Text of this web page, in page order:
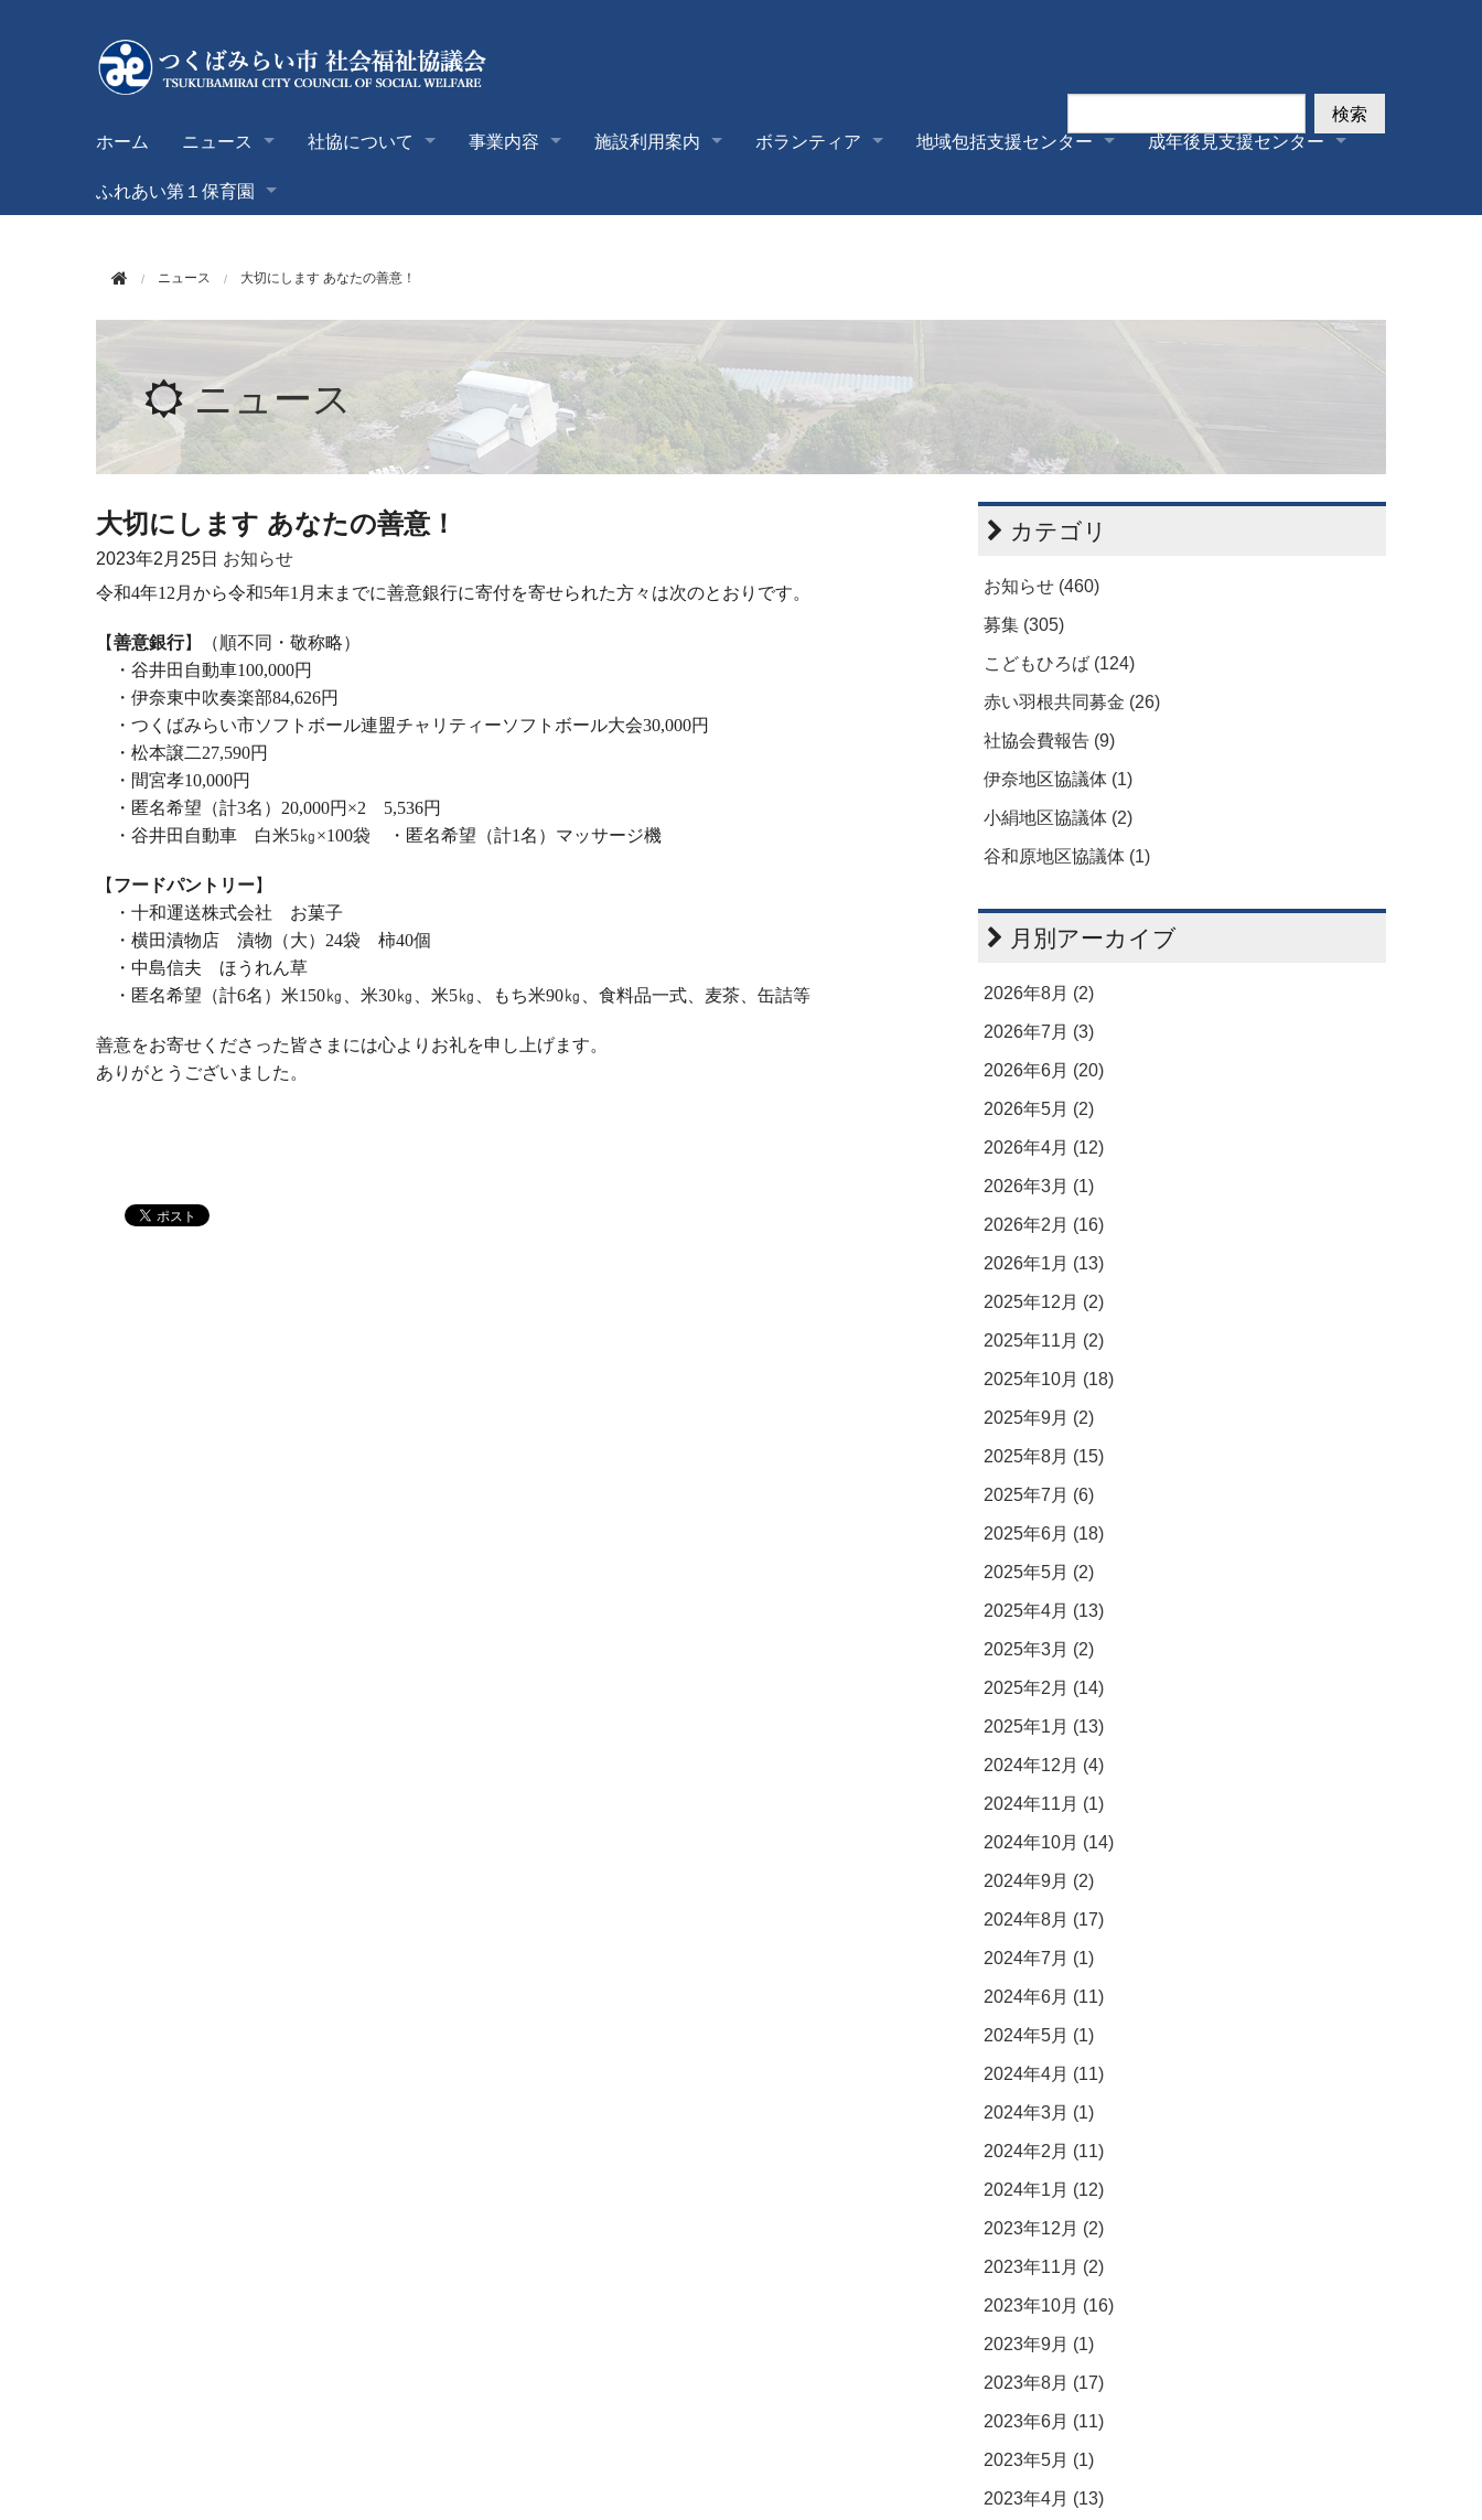
ホーム ニュース 社協について 事業内容 施設利用案内 ボランティア 地域包括支援センター
成年後見支援センター
ふれあい第１保育園
検索
ニュース 大切にします あなたの善意！
ニュース
大切にします あなたの善意！
2023年2月25日 お知らせ
令和4年12 月から令和5年1 月末までに善意銀行に寄付を寄せられた方々は次のとおりです。
【善意銀行】（順不同・敬称略）
・谷井田自動車100,000円
・伊奈東中吹奏楽部84,626円
・つくばみらい市ソフトボール連盟チャリティーソフトボール大会30,000円
・松本譲二27,590円
・間宮孝10,000円
・匿名希望（計3名） 20,000円×2 5,536円
・谷井田自動車 白米5㎏×100袋 ・匿名希望（計1名）マッサージ機
【 フードパントリー】
・十和運送株式会社 お菓子
・横田漬物店 漬物（大） 24袋 柿40個
・中島信夫 ほうれん草
・匿名希望（計6名）米150㎏、米30㎏、米5㎏、もち米90㎏、食料品一式、麦茶、缶詰等
善意をお寄せくださった皆さまには心よりお礼を申し上げます。
ありがとうございました。
カテゴリ
お知らせ (460)
募集 (305)
こどもひろば (124)
赤い羽根共同募金 (26)
社協会費報告 (9)
伊奈地区協議体 (1)
小絹地区協議体 (2)
谷和原地区協議体 (1)
月別アーカイブ
2026年8月 (2)
2026年7月 (3)
2026年6月 (20)
2026年5月 (2)
2026年4月 (12)
2026年3月 (1)
2026年2月 (16)
2026年1月 (13)
2025年12月 (2)
2025年11月 (2)
2025年10月 (18)
2025年9月 (2)
2025年8月 (15)
2025年7月 (6)
2025年6月 (18)
2025年5月 (2)
2025年4月 (13)
2025年3月 (2)
2025年2月 (14)
2025年1月 (13)
2024年12月 (4)
2024年11月 (1)
2024年10月 (14)
2024年9月 (2)
2024年8月 (17)
2024年7月 (1)
2024年6月 (11)
2024年5月 (1)
2024年4月 (11)
2024年3月 (1)
2024年2月 (11)
2024年1月 (12)
2023年12月 (2)
2023年11月 (2)
2023年10月 (16)
2023年9月 (1)
2023年8月 (17)
2023年6月 (11)
2023年5月 (1)
2023年4月 (13)